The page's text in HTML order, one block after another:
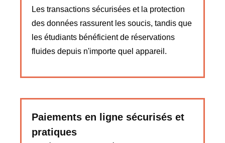
Les transactions sécurisées et la protection
des données rassurent les soucis, tandis que
les étudiants bénéficient de réservations
fluides depuis n'importe quel appareil.
Paiements en ligne sécurisés et
pratiques